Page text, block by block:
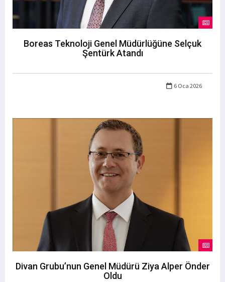
Boreas Teknoloji Genel Müdürlüğüne Selçuk
Şentürk Atandı
6 Oca 2026
Divan Grubu’nun Genel Müdürü Ziya Alper Önder
Oldu